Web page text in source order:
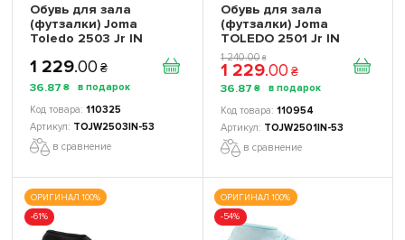
Обувь для зала
(футзалки) Joma
Toledo 2503 Jr IN
1 229.00 ₴
36.87 ₴
110325
TOJW2503IN-53
в сравнение
Обувь для зала
(футзалки) Joma
TOLEDO 2501 Jr IN
TOJW2501IN детская
1 240.00 ₴
1 229.00 ₴
36.87 ₴
110954
TOJW2501IN-53
в сравнение
ОРИГИНАЛ 100%
-61%
ОРИГИНАЛ 100%
-54%